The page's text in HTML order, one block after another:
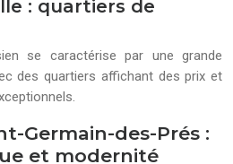
: quartiers de
se caractérise par une grande
des quartiers affichant des prix et
Germain-des-Prés :
et modernité